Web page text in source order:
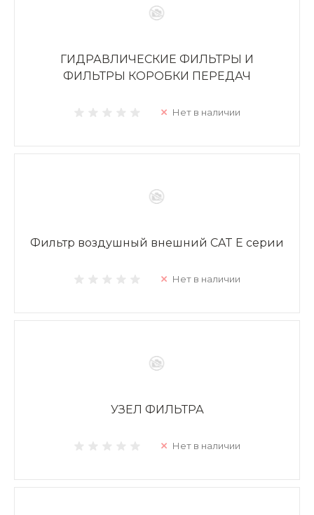
ГИДРАВЛИЧЕСКИЕ ФИЛЬТРЫ И
ФИЛЬТРЫ КОРОБКИ ПЕРЕДАЧ
Нет в наличии
Фильтр воздушный внешний CAT E серии
Нет в наличии
УЗЕЛ ФИЛЬТРА
Нет в наличии